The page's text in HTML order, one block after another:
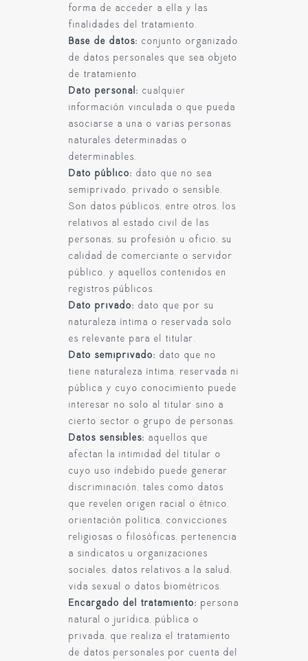
forma de acceder a ella y las
finalidades del tratamiento.
Base de datos: conjunto organizado
de datos personales que sea objeto
de tratamiento.
Dato personal: cualquier
información vinculada o que pueda
asociarse a una o varias personas
naturales determinadas o
determinables.
Dato público: dato que no sea
semiprivado, privado o sensible.
Son datos públicos, entre otros, los
relativos al estado civil de las
personas, su profesión u oficio, su
calidad de comerciante o servidor
público, y aquellos contenidos en
registros públicos.
Dato privado: dato que por su
naturaleza íntima o reservada solo
es relevante para el titular.
Dato semiprivado: dato que no
tiene naturaleza íntima, reservada ni
pública y cuyo conocimiento puede
interesar no solo al titular sino a
cierto sector o grupo de personas.
Datos sensibles: aquellos que
afectan la intimidad del titular o
cuyo uso indebido puede generar
discriminación, tales como datos
que revelen origen racial o étnico,
orientación política, convicciones
religiosas o filosóficas, pertenencia
a sindicatos u organizaciones
sociales, datos relativos a la salud,
vida sexual o datos biométricos.
Encargado del tratamiento: persona
natural o jurídica, pública o
privada, que realiza el tratamiento
de datos personales por cuenta del